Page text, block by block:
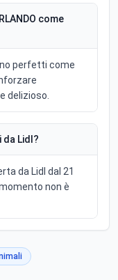
come
perfetti come
delizioso.
da Lidl?
da Lidl dal 21
non è